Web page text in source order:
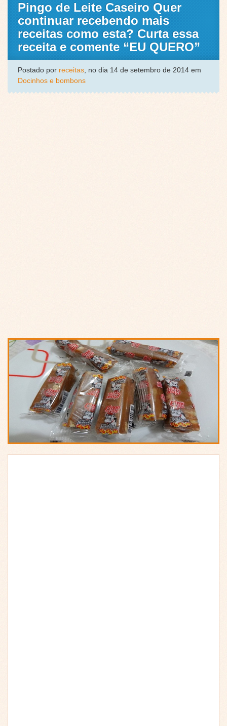
Pingo de Leite Caseiro Quer
continuar recebendo mais
receitas como esta? Curta essa
receita e comente “EU QUERO”
Postado por receitas, no dia 14 de setembro de 2014 em
Docinhos e bombons